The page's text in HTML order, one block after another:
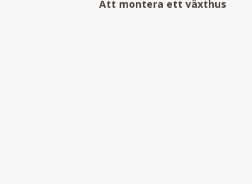
Att montera ett växthus